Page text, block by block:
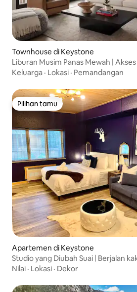
Townhouse di Keystone
Liburan Musim Panas Mewah | Akses
Muat 9 Orang
Keluarga · Lokasi · Pemandangan
Pilihan tamu
Pilihan tamu
Apartemen di Keystone
Studio yang Diubah Suai | Berjalan
Renang/Bak Mandi Air Panas
Nilai · Lokasi · Dekor